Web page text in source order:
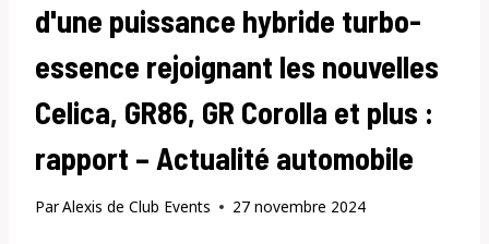
d'une puissance hybride turbo-
essence rejoignant les nouvelles
Celica, GR86, GR Corolla et plus :
rapport – Actualité automobile
ParAlexis de Club Events 27 novembre 2024